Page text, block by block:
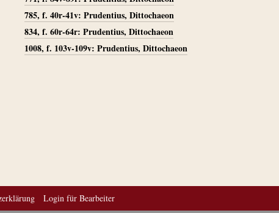
785, f. 40r-41v: Prudentius, Dittochaeon
834, f. 60r-64r: Prudentius, Dittochaeon
1008, f. 103v-109v: Prudentius, Dittochaeon
Login für Bearbeiter